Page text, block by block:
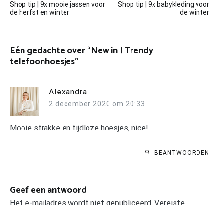
navigatie
Shop tip | 9x mooie jassen voor
de herfst en winter
Shop tip | 9x babykleding voor
de winter
Eén gedachte over “New in | Trendy
telefoonhoesjes”
Alexandra
2 december 2020 om 20:33
Mooie strakke en tijdloze hoesjes, nice!
BEANTWOORDEN
Geef een antwoord
Het e-mailadres wordt niet gepubliceerd. Vereiste